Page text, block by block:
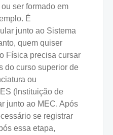
ser formado em
É
junto ao Sistema
quem quiser
Física precisa cursar
do curso superior de
ou
(Instituição de
junto ao MEC. Após
se registrar
essa etapa,